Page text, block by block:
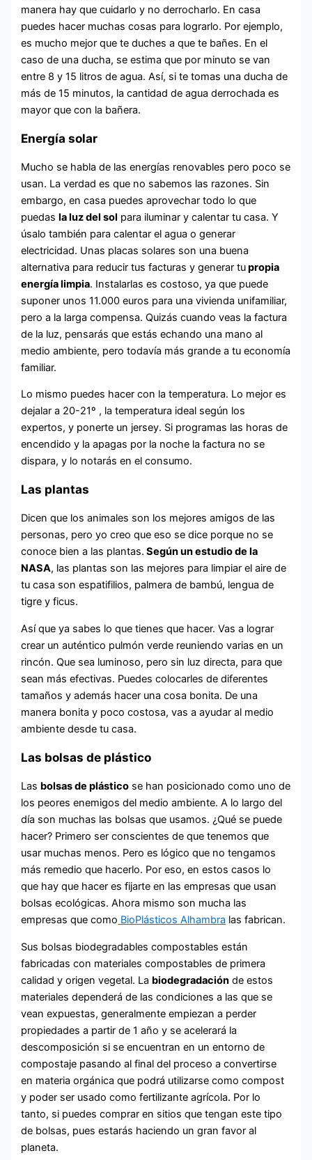
manera hay que cuidarlo y no derrocharlo. En casa
puedes hacer muchas cosas para lograrlo. Por ejemplo,
es mucho mejor que te duches a que te bañes. En el
caso de una ducha, se estima que por minuto se van
entre 8 y 15 litros de agua. Así, si te tomas una ducha de
más de 15 minutos, la cantidad de agua derrochada es
mayor que con la bañera.
Energía solar
Mucho se habla de las energías renovables pero poco se
usan. La verdad es que no sabemos las razones. Sin
embargo, en casa puedes aprovechar todo lo que
puedasla luz del sol para iluminar y calentar tu casa. Y
úsalo también para calentar el agua o generar
electricidad. Unas placas solares son una buena
alternativa para reducir tus facturas y generar tupropia
energía limpia. Instalarlas es costoso, ya que puede
suponer unos 11.000 euros para una vivienda unifamiliar,
pero a la larga compensa. Quizás cuando veas la factura
de la luz, pensarás que estás echando una mano al
medio ambiente, pero todavía más grande a tu economía
familiar.
Lo mismo puedes hacer con la temperatura. Lo mejor es
dejalar a 20-21º , la temperatura ideal según los
expertos, y ponerte un jersey. Si programas las horas de
encendido y la apagas por la noche la factura no se
dispara, y lo notarás en el consumo.
Las plantas
Dicen que los animales son los mejores amigos de las
personas, pero yo creo que eso se dice porque no se
conoce bien a las plantas. Según un estudio de la
NASA, las plantas son las mejores para limpiar el aire de
tu casa son espatifilios, palmera de bambú, lengua de
tigre y ficus.
Así que ya sabes lo que tienes que hacer. Vas a lograr
crear un auténtico pulmón verde reuniendo varias en un
rincón. Que sea luminoso, pero sin luz directa, para que
sean más efectivas. Puedes colocarles de diferentes
tamaños y además hacer una cosa bonita. De una
manera bonita y poco costosa, vas a ayudar al medio
ambiente desde tu casa.
Las bolsas de plástico
Las bolsas de plástico se han posicionado como uno de
los peores enemigos del medio ambiente. A lo largo del
día son muchas las bolsas que usamos. ¿Qué se puede
hacer? Primero ser conscientes de que tenemos que
usar muchas menos. Pero es lógico que no tengamos
más remedio que hacerlo. Por eso, en estos casos lo
que hay que hacer es fijarte en las empresas que usan
bolsas ecológicas. Ahora mismo son mucha las
empresas que como BioPlásticos Alhambra las fabrican.
Sus bolsas biodegradables compostables están
fabricadas con materiales compostables de primera
calidad y origen vegetal. La biodegradación de estos
materiales dependerá de las condiciones a las que se
vean expuestas, generalmente empiezan a perder
propiedades a partir de 1 año y se acelerará la
descomposición si se encuentran en un entorno de
compostaje pasando al final del proceso a convertirse
en materia orgánica que podrá utilizarse como compost
y poder ser usado como fertilizante agrícola. Por lo
tanto, si puedes comprar en sitios que tengan este tipo
de bolsas, pues estarás haciendo un gran favor al
planeta.